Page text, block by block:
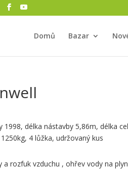
Domů Bazar
1998, délka nástavby 5,86m, délka
4 lůžka, udržovaný kus
a rozfuk vzduchu , ohřev vody na